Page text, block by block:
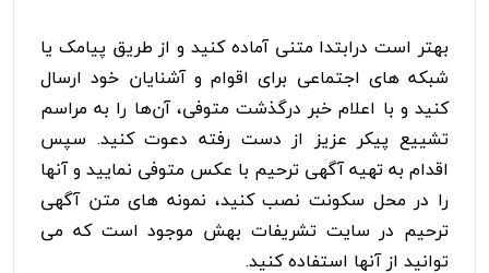
بهتر است درابتدا متنی آماده کنید و از طریق پیامک یا
شبکه های اجتماعی برای اقوام و آشنایان خود ارسال
کنید و با اعلام خبر درگذشت متوفی، آن‌ها را به مراسم
تشییع پیکر عزیز از دست رفته دعوت کنید. سپس
اقدام به تهیه آگهی ترحیم با عکس متوفی نمایید و آنها
را در محل سکونت نصب کنید، نمونه های متن آگهی
ترحیم در سایت تشریفات بهش موجود است که می
توانید از آنها استفاده کنید.